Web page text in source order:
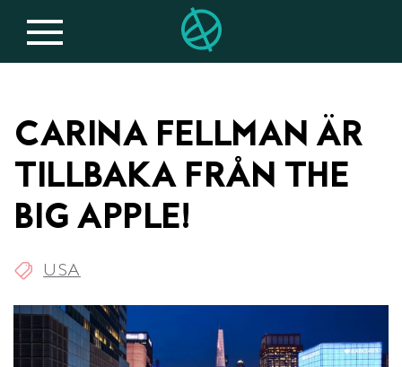
CARINA FELLMAN ÄR
TILLBAKA FRÅN THE
BIG APPLE!
USA